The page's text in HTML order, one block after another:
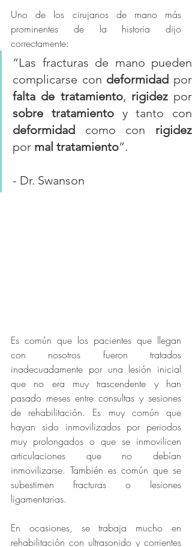
Uno de los cirujanos de mano más
prominentes de la historia dijo
correctamente:
“Las fracturas de mano pueden
complicarse con deformidad
falta de tratamiento, rigidez
sobre tratamiento
deformidad como con rigidez
por mal tratamiento”.
- Dr. Swanson
Es común que los pacientes que llegan
con nosotros fueron tratados
inadecuadamente por una lesión inicial
que no era muy trascendente y han
pasado meses entre consultas y sesiones
de rehabilitación. Es muy común que
hayan sido inmovilizados por periodos
muy prolongados o que se inmovilicen
articulaciones que no debían
inmovilizarse. También es común que se
subestimen fracturas o lesiones
ligamentarias.
En ocasiones, se trabaja mucho en
rehabilitación con ultrasonido y corrientes